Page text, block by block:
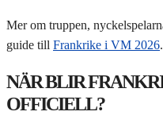
Mer om truppen,
guide till Frankrike i VM 2026.
NÄR BLIR
OFFICIELL?